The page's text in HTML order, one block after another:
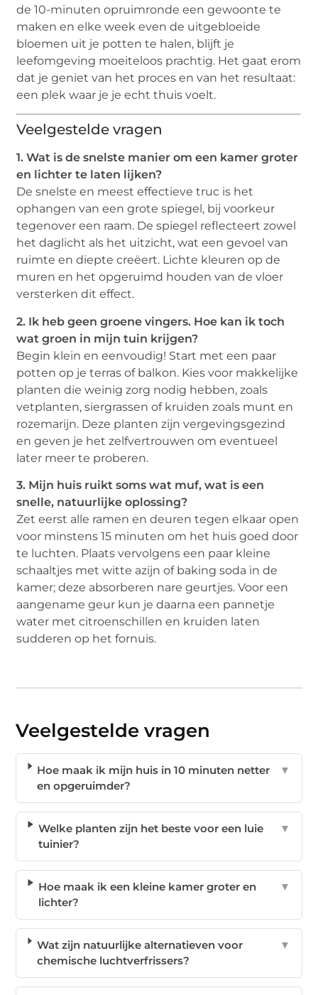
de 10-minuten opruimronde een gewoonte te
maken en elke week even de uitgebloeide
bloemen uit je potten te halen, blijft je
leefomgeving moeiteloos prachtig. Het gaat erom
dat je geniet van het proces en van het resultaat:
een plek waar je je echt thuis voelt.
Veelgestelde vragen
1. Wat is de snelste manier om een kamer groter
en lichter te laten lijken?
De snelste en meest effectieve truc is het
ophangen van een grote spiegel, bij voorkeur
tegenover een raam. De spiegel reflecteert zowel
het daglicht als het uitzicht, wat een gevoel van
ruimte en diepte creëert. Lichte kleuren op de
muren en het opgeruimd houden van de vloer
versterken dit effect.
2. Ik heb geen groene vingers. Hoe kan ik toch
wat groen in mijn tuin krijgen?
Begin klein en eenvoudig! Start met een paar
potten op je terras of balkon. Kies voor makkelijke
planten die weinig zorg nodig hebben, zoals
vetplanten, siergrassen of kruiden zoals munt en
rozemarijn. Deze planten zijn vergevingsgezind
en geven je het zelfvertrouwen om eventueel
later meer te proberen.
3. Mijn huis ruikt soms wat muf, wat is een
snelle, natuurlijke oplossing?
Zet eerst alle ramen en deuren tegen elkaar open
voor minstens 15 minuten om het huis goed door
te luchten. Plaats vervolgens een paar kleine
schaaltjes met witte azijn of baking soda in de
kamer; deze absorberen nare geurtjes. Voor een
aangename geur kun je daarna een pannetje
water met citroenschillen en kruiden laten
sudderen op het fornuis.
Veelgestelde vragen
Hoe maak ik mijn huis in 10 minuten netter
en opgeruimder?
▼
Welke planten zijn het beste voor een luie
tuinier?
▼
Hoe maak ik een kleine kamer groter en
lichter?
▼
Wat zijn natuurlijke alternatieven voor
chemische luchtverfrissers?
▼